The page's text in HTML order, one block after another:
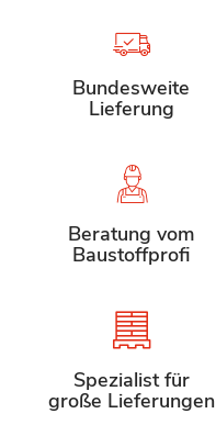
Bundesweite
Lieferung
Beratung vom
Baustoffprofi
Spezialist für
große Lieferungen